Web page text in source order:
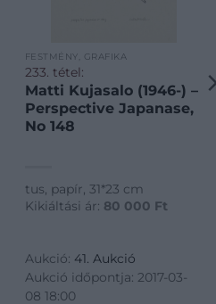
FESTMÉNY, GRAFIKA
233. tétel:
Matti Kujasalo (1946-) –
Perspective Japanase,
No 148
tus, papír, 31*23 cm
Kikiáltási ár: 80 000 Ft
Aukció: 41. Aukció
Aukció időpontja: 2017-03-
08 18:00